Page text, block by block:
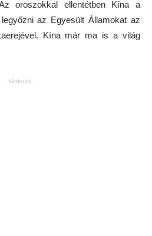
oroszokkal ellentétben Kína a
az Egyesült Államokat az
Kína már ma is a világ
- Hirdetés -